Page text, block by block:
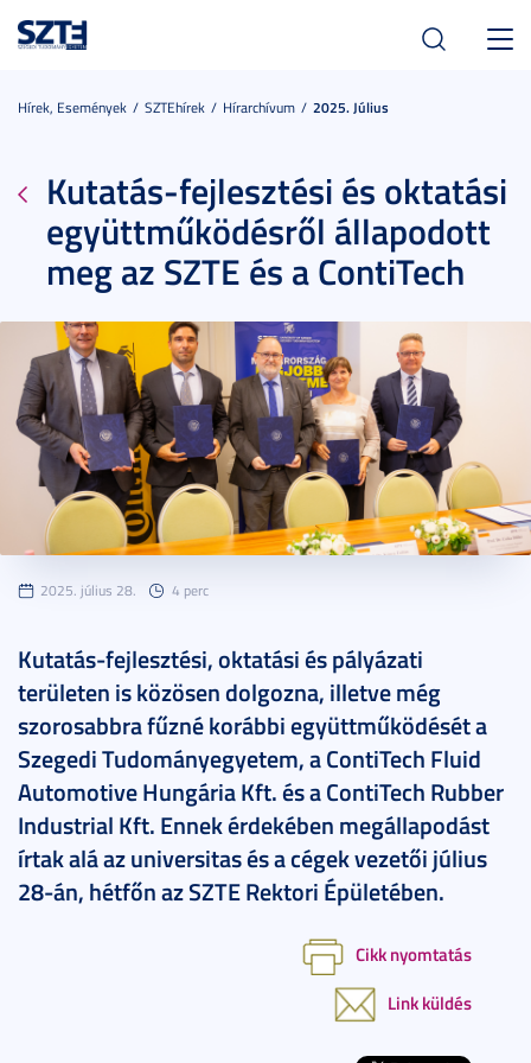
Hírek, Események SZTEhírek Hírarchívum 2025. Július
Kutatás-fejlesztési és oktatási
együttműködésről állapodott
meg az SZTE és a ContiTech
2025. július 28. 4 perc
Kutatás-fejlesztési, oktatási és pályázati
területen is közösen dolgozna, illetve még
szorosabbra fűzné korábbi együttműködését a
Szegedi Tudományegyetem, a ContiTech Fluid
Automotive Hungária Kft. és a ContiTech Rubber
Industrial Kft. Ennek érdekében megállapodást
írtak alá az universitas és a cégek vezetői július
28-án, hétfőn az SZTE Rektori Épületében.
Cikk nyomtatás
Link küldés